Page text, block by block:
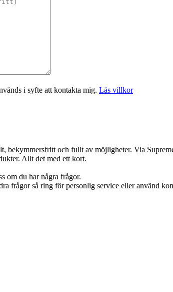
i syfte att kontakta mig. Läs villkor
bekymmersfritt och fullt av möjligheter. Via
Allt det med ett kort.
om du har några frågor.
frågor så ring för personlig service eller använd